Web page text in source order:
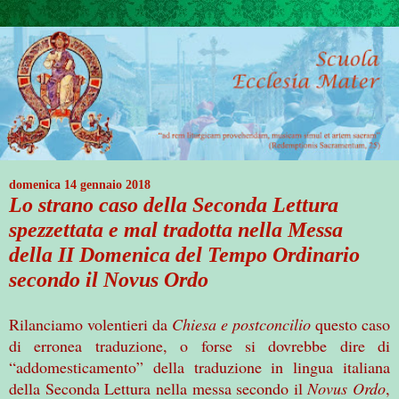
domenica 14 gennaio 2018
Lo strano caso della Seconda Lettura
spezzettata e mal tradotta nella Messa
della II Domenica del Tempo Ordinario
secondo il Novus Ordo
Rilanciamo volentieri da Chiesa e postconcilio questo caso
di erronea traduzione, o forse si dovrebbe dire di
“addomesticamento” della traduzione in lingua italiana
della Seconda Lettura nella messa secondo ilNovus Ordo,